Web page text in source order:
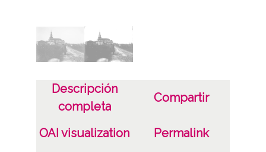
Soporte
Placa de vidrio
Fecha
1890 a 1910 (Atribuida)
Descripción
completa
Compartir
OAI visualization Permalink